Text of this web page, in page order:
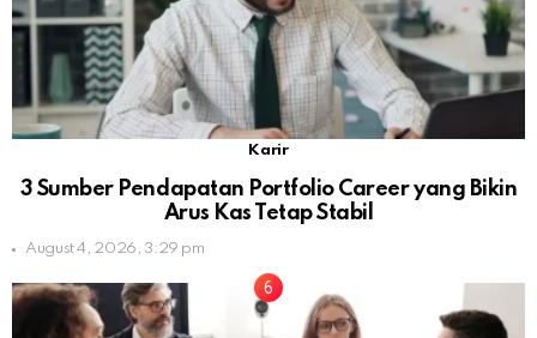
Karir
3 Sumber Pendapatan Portfolio Career yang Bikin
Arus Kas Tetap Stabil
August 4, 2026, 3:29 pm